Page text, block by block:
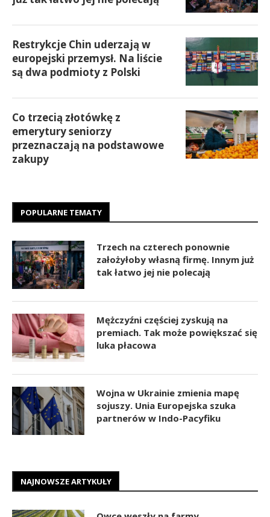
Restrykcje Chin uderzają w
europejski przemysł. Na liście
są dwa podmioty z Polski
Co trzecią złotówkę z
emerytury seniorzy
przeznaczają na podstawowe
zakupy
POPULARNE TEMATY
Trzech na czterech ponownie
założyłoby własną firmę. Innym już
tak łatwo jej nie polecają
Mężczyźni częściej zyskują na
premiach. Tak może powiększać się
luka płacowa
Wojna w Ukrainie zmienia mapę
sojuszy. Unia Europejska szuka
partnerów w Indo-Pacyfiku
NAJNOWSZE ARTYKUŁY